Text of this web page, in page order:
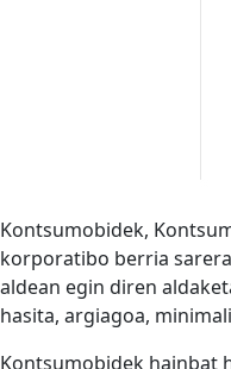
Kontsumobidek,
korporatibo berria
aldean egin diren
hasita, argiagoa,
Kontsumobidek hainbat